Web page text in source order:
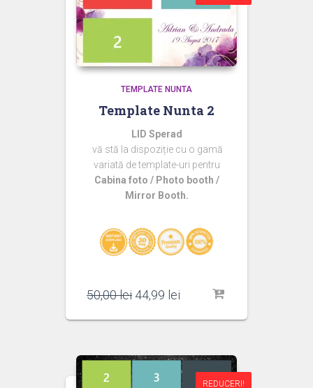
TEMPLATE NUNTA
Template Nunta 2
LID Sperad
vă stă la dispoziție cu o gamă
variată de template-uri pentru
Cabina foto / Photo booth /
Mirror Booth.
50,00lei Prețul
a
50,00 lei.
44,99 lei
este:
REDUCERI!
REDUCERI!